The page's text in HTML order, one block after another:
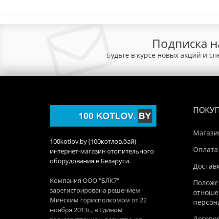
Подписка
Будьте в курсе новых акций и
100kotlov.by (100котлов.бай) —
интернет-магазин отопительного
оборудования в Беларуси.
Компания ООО "БЛК7"
зарегистрирована решением
Минским горисполкомом от 22
ноября 2013г., в Едином
Оплата